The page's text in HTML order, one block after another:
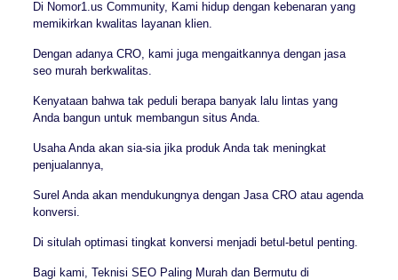
Di Nomor1.us Community, Kami hidup dengan kebenaran yang
memikirkan kwalitas layanan klien.
Dengan adanya CRO, kami juga mengaitkannya dengan jasa
seo murah berkwalitas.
Kenyataan bahwa tak peduli berapa banyak lalu lintas yang
Anda bangun untuk membangun situs Anda.
Usaha Anda akan sia-sia jika produk Anda tak meningkat
penjualannya,
Surel Anda akan mendukungnya dengan Jasa CRO atau agenda
konversi.
Di situlah optimasi tingkat konversi menjadi betul-betul penting.
Bagi kami, Teknisi SEO Paling Murah dan Bermutu di